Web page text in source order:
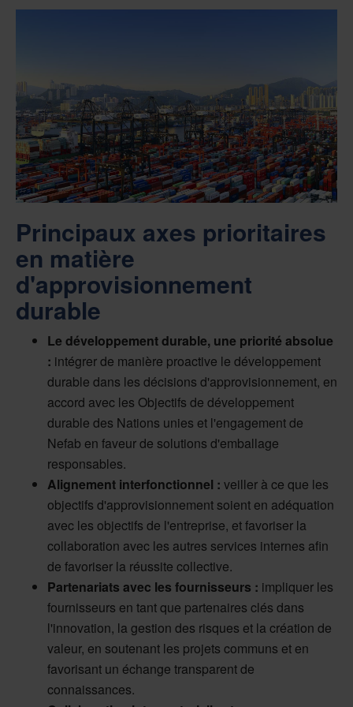
Principaux axes prioritaires
en matière
d'approvisionnement
durable
Le développement durable, une priorité absolue
: intégrer de manière proactive le développement
durable dans les décisions d'approvisionnement, en
accord avec les Objectifs de développement
durable des Nations unies et l'engagement de
Nefab en faveur de solutions d'emballage
responsables.
Alignement interfonctionnel : veiller à ce que les
objectifs d'approvisionnement soient en adéquation
avec les objectifs de l'entreprise, et favoriser la
collaboration avec les autres services internes afin
de favoriser la réussite collective.
Partenariats avec les fournisseurs : impliquer les
fournisseurs en tant que partenaires clés dans
l'innovation, la gestion des risques et la création de
valeur, en soutenant les projets communs et en
favorisant un échange transparent de
connaissances.